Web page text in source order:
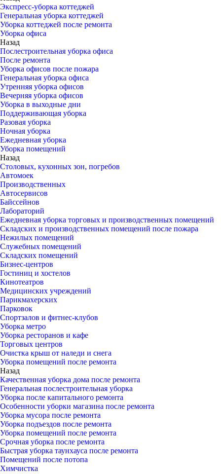
Экспресс-уборка коттеджей
Генеральная уборка коттеджей
Уборка коттеджей после ремонта
Уборка офиса
Назад
Послестроительная уборка офиса
После ремонта
Уборка офисов после пожара
Генеральная уборка офиса
Утренняя уборка офисов
Вечерняя уборка офисов
Уборка в выходные дни
Поддерживающая уборка
Разовая уборка
Ночная уборка
Ежедневная уборка
Уборка помещений
Назад
Столовых, кухонных зон, погребов
Автомоек
Производственных
Автосервисов
Байссейнов
Лабораторий
Ежедневная уборка торговых и производственных помещений
Складских и производственных помещений после пожара
Нежилых помещений
Служебных помещений
Складских помещений
Бизнес-центров
Гостиниц и хостелов
Кинотеатров
Медицинских учреждений
Парикмахерских
Парковок
Спортзалов и фитнес-клубов
Уборка метро
Уборка ресторанов и кафе
Торговых центров
Очистка крыш от наледи и снега
Уборка помещений после ремонта
Назад
Качественная уборка дома после ремонта
Генеральная послестроительная уборка
Уборка после капитального ремонта
Особенности уборки магазина после ремонта
Уборка мусора после ремонта
Уборка подъездов после ремонта
Уборка помещений после ремонта
Срочная уборка после ремонта
Быстрая уборка таунхауса после ремонта
Помещений после потопа
Химчистка